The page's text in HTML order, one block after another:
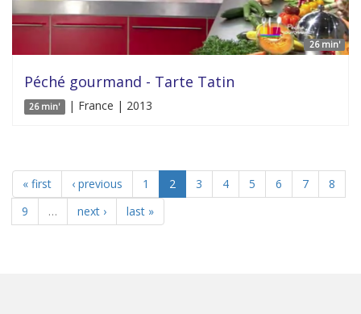
26 min'
Péché gourmand - Tarte Tatin
26 min' | France | 2013
« first ‹ previous 1 2 3 4 5 6 7
8
9
… next › last »